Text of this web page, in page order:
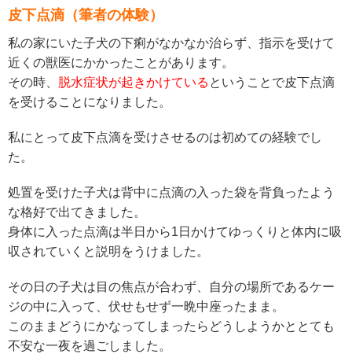
皮下点滴（筆者の体験）
私の家にいた子犬の下痢がなかなか治らず、指示を受けて
近くの獣医にかかったことがあります。
その時、 脱水症状が起きかけている ということで皮下点滴
を受けることになりました。
私にとって皮下点滴を受けさせるのは初めての経験でし
た。
処置を受けた子犬は背中に点滴の入った袋を背負ったよう
な格好で出てきました。
身体に入った点滴は半日から1日かけてゆっくりと体内に吸
収されていくと説明をうけました。
その日の子犬は目の焦点が合わず、自分の場所であるケー
ジの中に入って、伏せもせず一晩中座ったまま。
このままどうにかなってしまったらどうしようかととても
不安な一夜を過ごしました。